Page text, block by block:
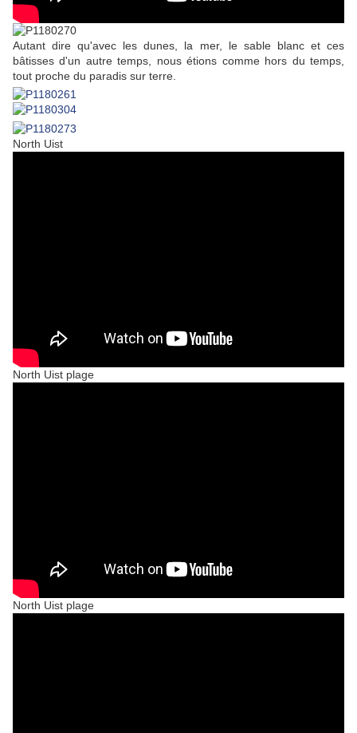
Autant dire qu'avec les dunes, la mer, le sable blanc et ces
bâtisses d'un autre temps, nous étions comme hors du temps,
tout proche du paradis sur terre.
North Uist
North Uist plage
North Uist plage